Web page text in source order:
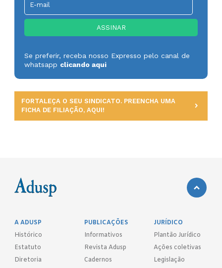
Se preferir, receba nosso Expresso pelo canal de
whatsapp clicando aqui
FORTALEÇA O SEU SINDICATO. PREENCHA UMA
FICHA DE FILIAÇÃO, AQUI!
A ADUSP
Histórico
Estatuto
Diretoria
PUBLICAÇÕES
Informativos
Revista Adusp
Cadernos
JURÍDICO
Plantão Jurídico
Ações coletivas
Legislação